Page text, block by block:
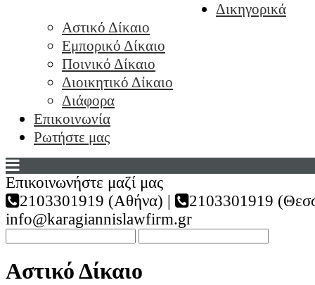
Δικηγορικά
Αστικό Δίκαιο
Εμπορικό Δίκαιο
Ποινικό Δίκαιο
Διοικητικό Δίκαιο
Διάφορα
Επικοινωνία
Ρωτήστε μας
Επικοινωνήστε μαζί μας
2103301919 (Αθήνα) |
2103301919
info@karagiannislawfirm.gr
Αστικό Δίκαιο